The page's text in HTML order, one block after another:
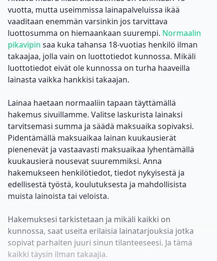
vuotta, mutta useimmissa lainapalveluissa ikää
vaaditaan enemmän varsinkin jos tarvittava
luottosumma on hiemaankaan suurempi. Normaalin
pikavipin saa kuka tahansa 18-vuotias henkilö ilman
takaajaa, jolla vain on luottotiedot kunnossa. Mikäli
luottotiedot eivät ole kunnossa on turha haaveilla
lainasta vaikka hankkisi takaajan.
Lainaa haetaan normaaliin tapaan täyttämällä
hakemus sivuillamme. Valitse laskurista lainaksi
tarvitsemasi summa ja säädä maksuaika sopivaksi.
Pidentämällä maksuaikaa lainan kuukausierät
pienenevät ja vastaavasti maksuaikaa lyhentämällä
kuukausierä nousevat suuremmiksi. Anna
hakemukseen henkilötiedot, tiedot nykyisestä ja
edellisestä työstä, koulutuksesta ja mahdollisista
muista lainoista tai veloista.
Hakemuksesi tarkistetaan ja mikäli kaikki on
kunnossa, saat useita erilaisia lainatarjouksia jotka
sopivat parhaiten juuri sinun tilanteeseesi. Ja tämä
kaikki täysin ilman takaajia.